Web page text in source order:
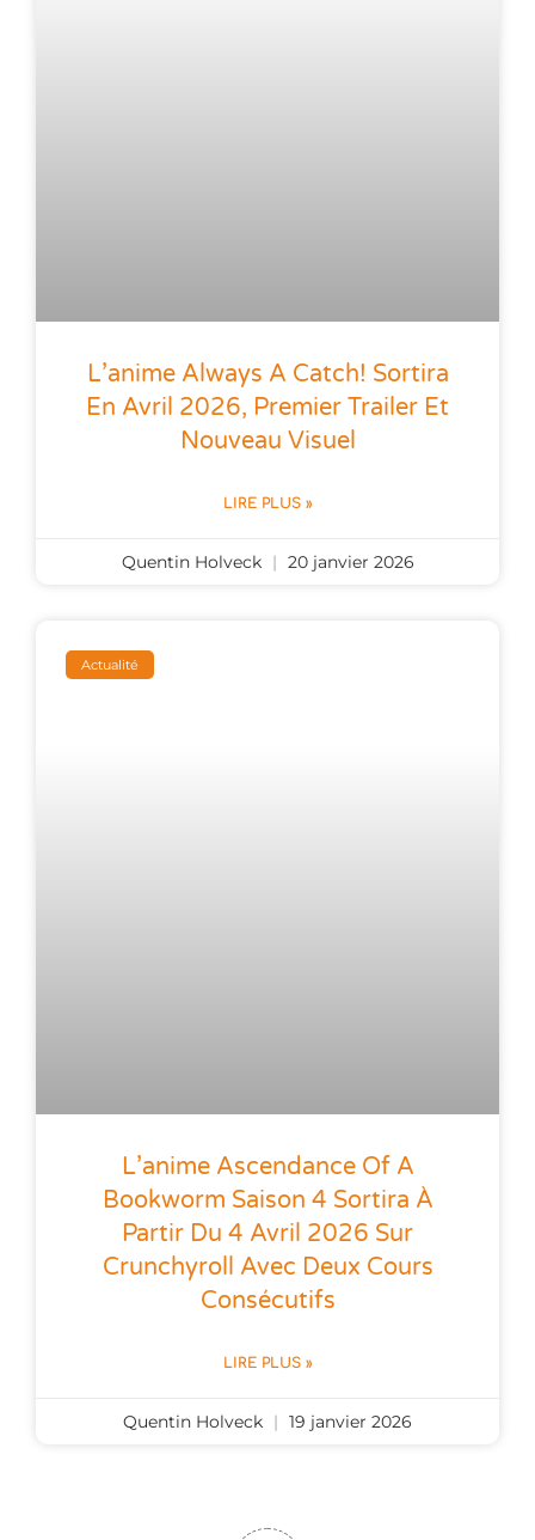
L’anime Always A Catch! Sortira
En Avril 2026, Premier Trailer Et
Nouveau Visuel
LIRE PLUS »
Quentin Holveck 20 janvier 2026
Actualité
L’anime Ascendance Of A
Bookworm Saison 4 Sortira À
Partir Du 4 Avril 2026 Sur
Crunchyroll Avec Deux Cours
Consécutifs
LIRE PLUS »
Quentin Holveck 19 janvier 2026